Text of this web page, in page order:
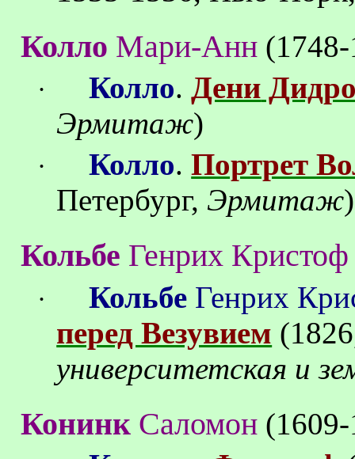
Колло Мари-Анн (
· Колло.Дени
Эрмитаж)
· Колло.Портрет
Петербург, Эрмитаж)
Кольбе Генрих Кристоф
· Кольбе Генрих
перед Везувием
университетская и
Конинк Саломон